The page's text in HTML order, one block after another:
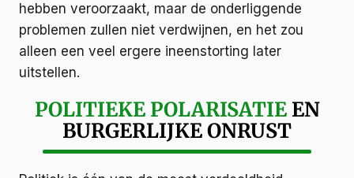
hebben veroorzaakt, maar de onderliggende
problemen zullen niet verdwijnen, en het zou
alleen een veel ergere ineenstorting later
uitstellen.
POLITIEKE POLARISATIE EN
BURGERLIJKE ONRUST